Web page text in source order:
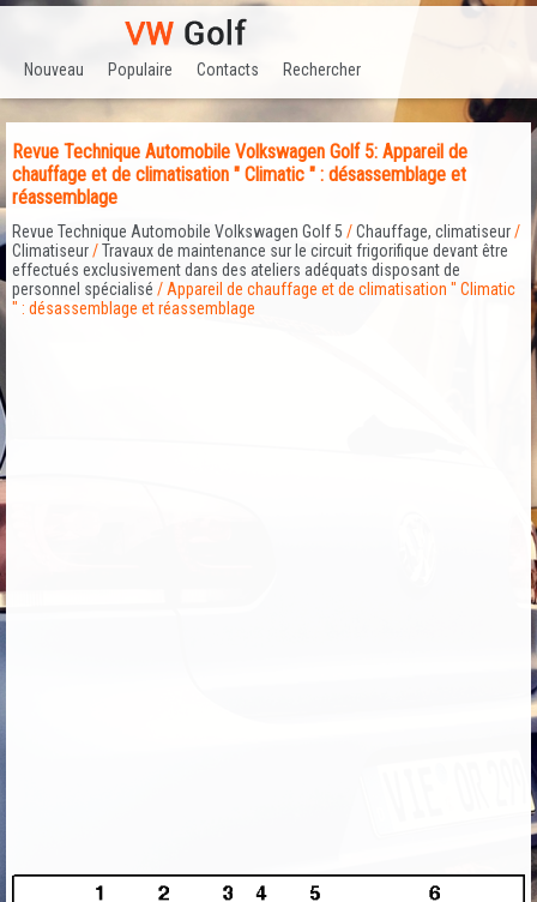
Nouveau Populaire Contacts Rechercher
Revue Technique Automobile Volkswagen Golf 5: Appareil de
chauffage et de climatisation " Climatic " : désassemblage et
réassemblage
Revue Technique Automobile Volkswagen Golf 5 /Chauffage, climatiseur/
Climatiseur/Travaux de maintenance sur le circuit frigorifique devant être
effectués exclusivement dans des ateliers adéquats disposant de
personnel spécialisé / Appareil de chauffage et de climatisation " Climatic
" : désassemblage et réassemblage